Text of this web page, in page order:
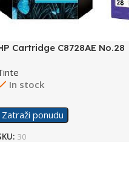
Cartridge C8728AE No.28
In stock
Zatraži ponudu
30